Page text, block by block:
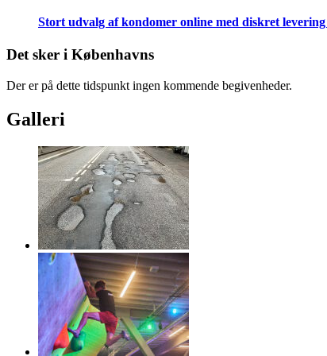
Stort udvalg af kondomer online med diskret
Det sker i Københavns
Der er på dette tidspunkt ingen kommende begivenheder.
Galleri